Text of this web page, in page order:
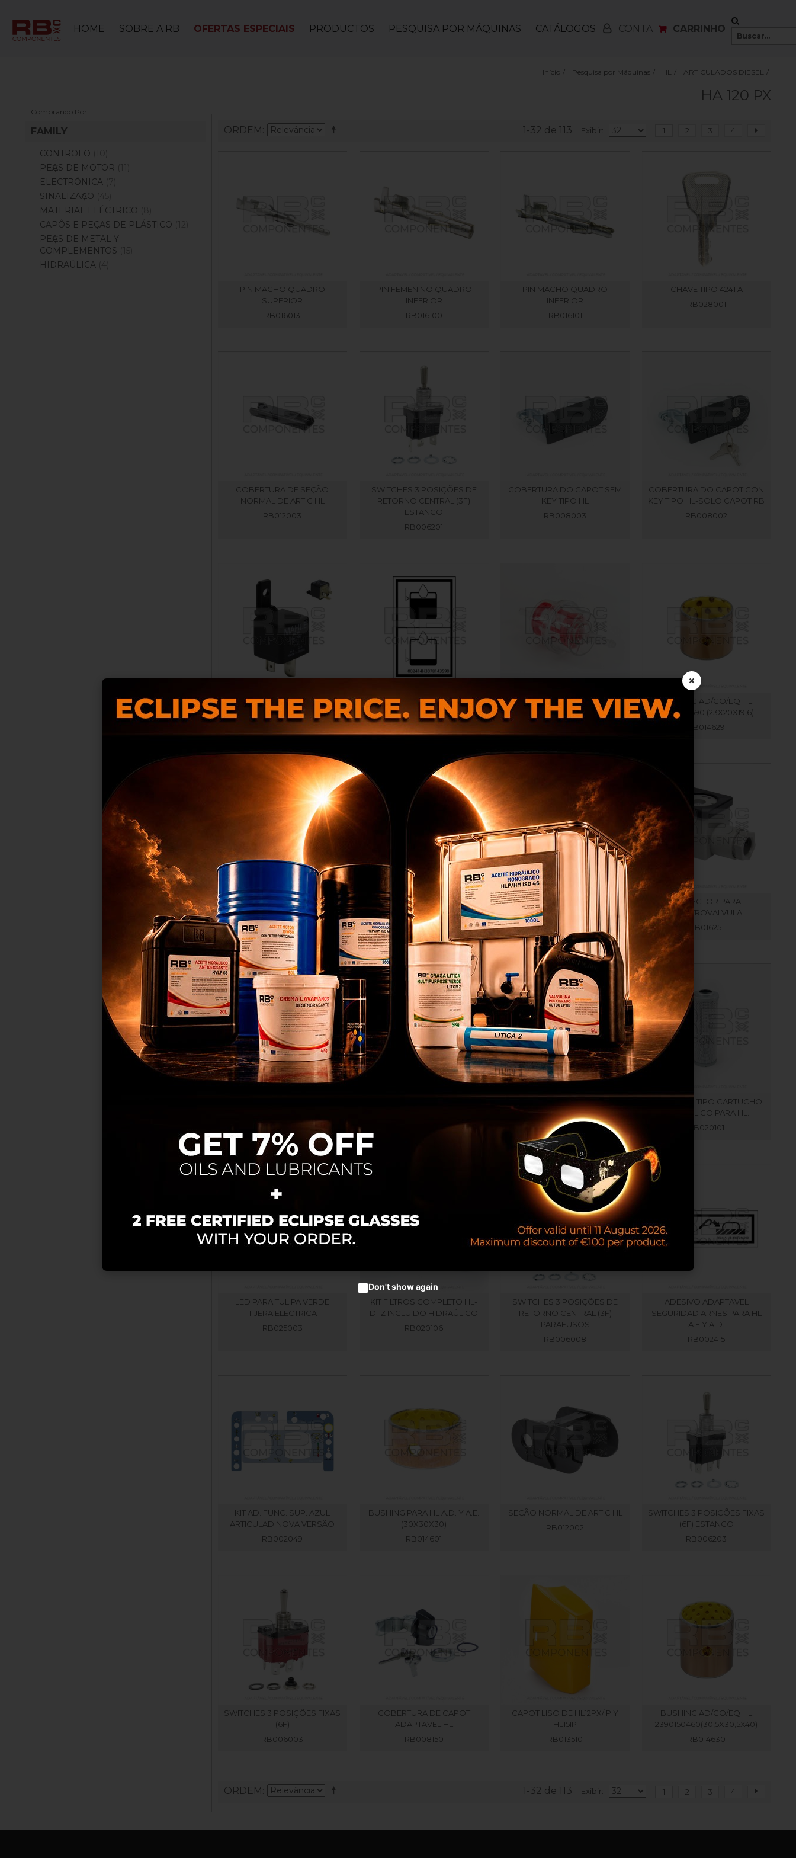
HOME SOBRE A RB OFERTAS ESPECIAIS PRODUCTOS PESQUISA POR MÁQUINAS CATÁLOGOS CONTA CARRINHO
Início / Pesquisa por Máquinas / HL / ARTICULADOS DIESEL /
HA 120 PX
Comprando Por
FAMILY
CONTROLO
PEҪAS DE MOTOR
ELECTRÓNICA
SINALIZAҪAO
MATERIAL ELÉCTRICO
CAPÔS E PEÇAS DE PLÁSTICO
PEҪAS DE METAL Y
COMPLEMENTOS
HIDRAÚLICA
ORDEM 1-32 de 113 Exibir 1 2 3 4
PIN MACHO QUADRO
SUPERIOR
RB016013
PIN FEMENINO QUADRO
INFERIOR
RB016100
PIN MACHO QUADRO
INFERIOR
RB016101
CHAVE TIPO 4241 A
RB028001
COBERTURA DE SEÇÃO
NORMAL DE ARTIC HL
RB012003
SWITCHES 3 POSIÇÕES DE
RETORNO CENTRAL (3F)
ESTANCO
RB006201
COBERTURA DO CAPOT SEM
KEY TIPO HL
RB008003
COBERTURA DO CAPOT CON
KEY TIPO HL-SOLO CAPOT RB
RB008002
RELE 4 PATILLAS N.O 12V 70A
RB010035
ADESIVO NÍVEL DE ÓLEO SP E
INF H 120 PX
RB002414
PREFILTRO DE COMBUSTIVEL
DIAMM 08/06
BUSHING AD/CO/EQ HL
2390150690 (23X20X19,6)
RB014629
FIM DA CARREIRA DE SUBST
METALICO (ARTIC)
RB024025.SUS
HORÔMETRO 3 PATILLAS
COMPATÍVEL COM CURT
RB003010.SUS
FUELLE JOYS. HL (NO
CONDUCTOR)
RB103001
CONECTOR PARA
ELECTROVALVULA
RB016251
BUSHING 44X40X40 PARA HL
A.D. Y A.E.
RB014602
FILTRO DEL TIPO CARTUCHO
HIDRAÚLICO PARA HL.
RB020101
LED PARA TULIPA VERDE
TIJERA ELECTRICA
RB025003
KIT FILTROS COMPLETO HL-
DTZ INCLUIDO HIDRAÚLICO
RB020106
SWITCHES 3 POSIÇÕES DE
RETORNO CENTRAL (3F)
PARAFUSOS
RB006008
ADESIVO ADAPTAVEL
SEGURIDAD ARNES PARA HL
A.E Y A.D.
RB002415
KIT AD. FUNC. SUP. AZUL
ARTICULAD NOVA VERSÃO
RB002049
BUSHING PARA HL A.D. Y A.E.
(30X30X30)
RB014601
SEÇÃO NORMAL DE ARTIC HL
RB012002
SWITCHES 3 POSIÇÕES FIXAS
(6F) ESTANCO
RB006203
SWITCHES 3 POSIÇÕES FIXAS
(6F)
RB006003
COBERTURA DE CAPOT
ADAPTAVEL HL
RB008150
CAPOT LISO DE HL12PX/IP Y
HL15IP
RB013510
BUSHING AD/CO/EQ HL
2390150460(30,5X30,5X40)
RB014630
ORDEM 1-32 de 113 Exibir 1 2 3 4
Utilizamos cookies próprias e de terceiros para proporcionar-lhes uma
melhor experiência de compra, realizar um análise estatístico que nos
servem para melhorar os nossos serviços e possamos oferecer-lhes
melhores produtos em anúncios publicitários.
Configurar cookies
Aceitar cookies
×
Don't show again